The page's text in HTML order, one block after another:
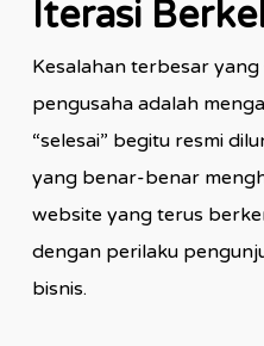
Iterasi
Kesalahan terbesar
pengusaha adalah
“selesai” begitu resmi
yang benar-benar
website yang terus
dengan perilaku
bisnis.